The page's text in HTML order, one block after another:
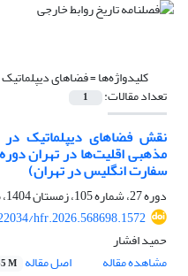
کلیدواژه‌ها =فضاهای دیپلماتیک
تعداد مقالات: 1
نقش فضاهای دیپلماتیک
مذهبی اقلیت‌ها در تهران
سفارت انگلیس در تهران)
دوره 27، شماره 105، زمستان 1404، صفحه
hfr.2026.568698.1572
حمید افشار
مشاهده مقاله
اصل مقاله M